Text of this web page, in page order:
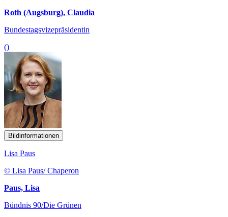
Roth (Augsburg), Claudia
Bundestagsvizepräsidentin
()
Bildinformationen
Lisa Paus
© Lisa Paus/ Chaperon
Paus, Lisa
Bündnis 90/Die Grünen